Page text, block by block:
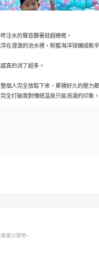
注水的聲音聽著就超療癒。
在澄澈的池水裡，粉藍海洋球鋪成軟
真的消了超多。
個人完全放鬆下來，累積好久的壓力
全打破我對傳統温泉只能泡湯的印象。
搶沙發吧~